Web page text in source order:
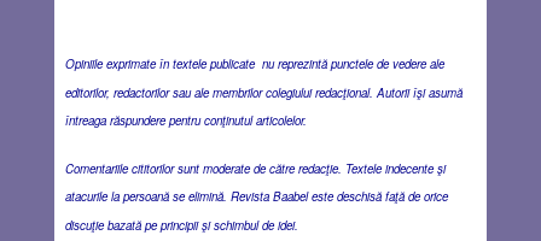
Opiniile exprimate în textele publicate nu reprezintă punctele de vedere ale
editorilor, redactorilor sau ale membrilor colegiului redacţional. Autorii îşi asumă
întreaga răspundere pentru conţinutul articolelor.
Comentariile cititorilor sunt moderate de către redacţie. Textele indecente şi
atacurile la persoană se elimină. Revista Baabel este deschisă faţă de orice
discuţie bazată pe principii şi schimbul de idei.